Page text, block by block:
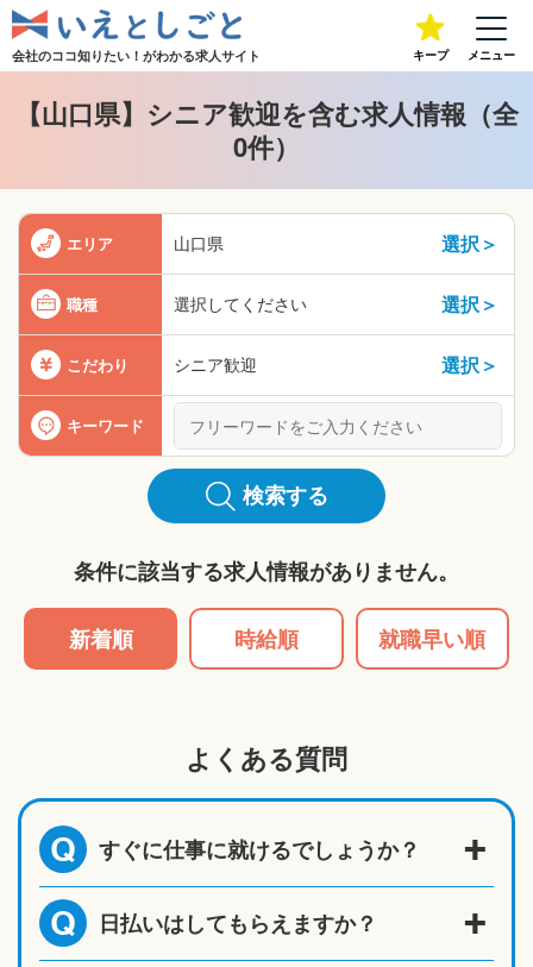
会社のココ知りたい！がわかる求人サイト キープ メニュー
【山口県】シニア歓迎を含む求人情報（全
0件）
エリア 山口県 選択＞
職種 選択してください 選択＞
こだわり シニア歓迎 選択＞
キーワード
検索する
条件に該当する求人情報がありません。
新着順 時給順 就職早い順
よくある質問
Q すぐに仕事に就けるでしょうか？
Q 日払いはしてもらえますか？